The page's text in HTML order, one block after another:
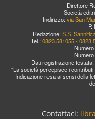
Direttore
Società
Indirizzo: via San
P.
Redazione: S.S.
Tel.: 0823.581055 -
Dati registrazione testata:
“La società percepisce i
Indicazione resa ai sensi della
Contattaci: